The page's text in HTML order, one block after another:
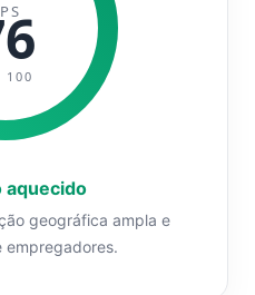
100
aquecido
geográfica ampla e
empregadores.